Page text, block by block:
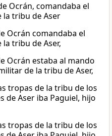
Ocrán, comandaba el
la tribu de Aser
Ocrán comandaba el
tribu de Aser,
Ocrán estaba al mando
de la tribu de Aser,
tropas de la tribu de los
de Aser iba Paguiel, hijo
tropas de la tribu de los